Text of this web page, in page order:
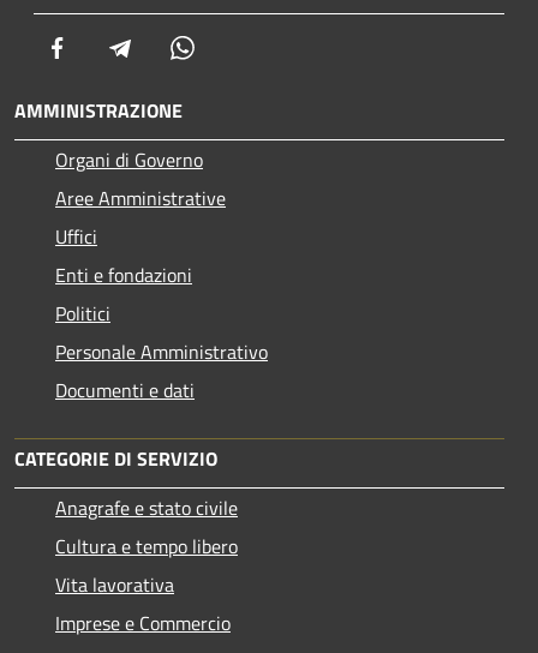
Facebook Telegram
AMMINISTRAZIONE
Organi di Governo
Aree Amministrative
Uffici
Enti e fondazioni
Politici
Personale Amministrativo
Documenti e dati
CATEGORIE DI SERVIZIO
Anagrafe e stato civile
Cultura e tempo libero
Vita lavorativa
Imprese e Commercio